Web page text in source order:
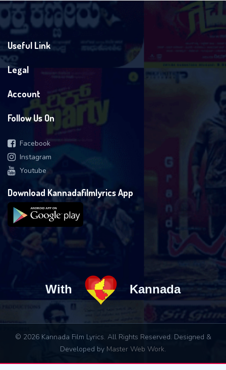
Useful Link
Legal
Account
Follow Us On
Facebook
Instagram
Youtube
Download Kannadafilmlyrics App
With Kannada
© 2026 Kannada Film Lyrics. All Rights Reserved. Designed &
Developed by Master Web Work.